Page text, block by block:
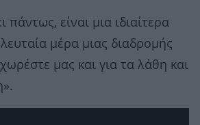
πάντως, είναι μια ιδιαίτερα
μέρα μιας διαδρομής
μας και για τα λάθη και